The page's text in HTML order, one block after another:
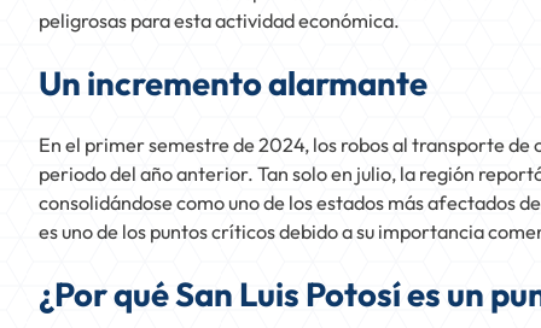
peligrosas para esta actividad económica.
Un incremento alarmante
En el primer semestre de 2024, los robos al transporte de
periodo del año anterior. Tan solo en julio, la región
consolidándose como uno de los estados más afectados
es uno de los puntos críticos debido a su importancia
¿Por qué San Luis Potosí es un